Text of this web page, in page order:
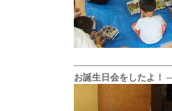
お誕生日会をしたよ！